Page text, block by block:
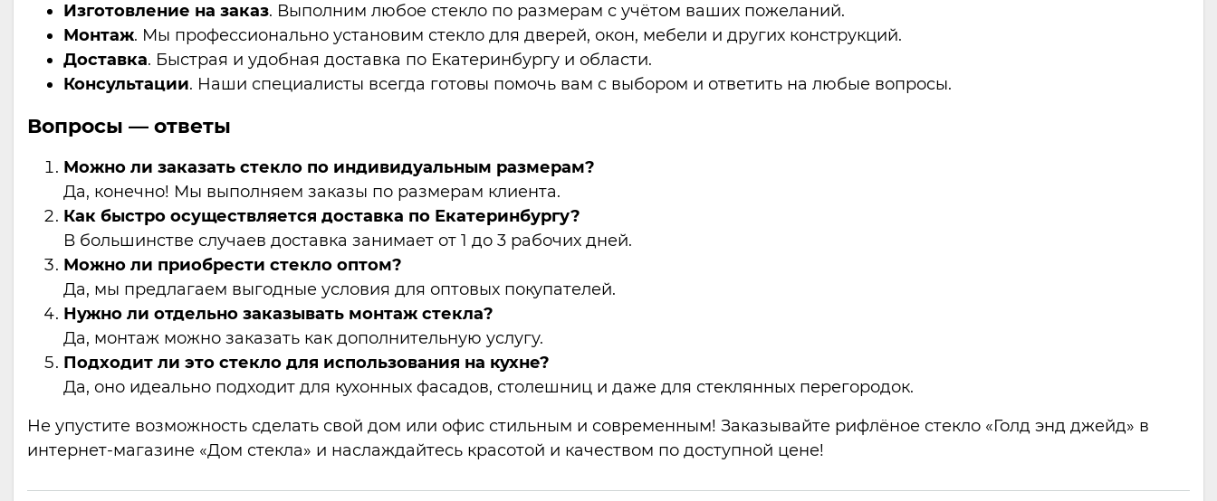
Изготовление на заказ. Выполним любое стекло по размерам с учётом ваших пожеланий.
Монтаж. Мы профессионально установим стекло для дверей, окон, мебели и других конструкций.
Доставка. Быстрая и удобная доставка по Екатеринбургу и области.
Консультации. Наши специалисты всегда готовы помочь вам с выбором и ответить на любые вопросы.
Вопросы — ответы
Можно ли заказать стекло по индивидуальным размерам?
Да, конечно! Мы выполняем заказы по размерам клиента.
Как быстро осуществляется доставка по Екатеринбургу?
В большинстве случаев доставка занимает от 1 до 3 рабочих дней.
Можно ли приобрести стекло оптом?
Да, мы предлагаем выгодные условия для оптовых покупателей.
Нужно ли отдельно заказывать монтаж стекла?
Да, монтаж можно заказать как дополнительную услугу.
Подходит ли это стекло для использования на кухне?
Да, оно идеально подходит для кухонных фасадов, столешниц и даже для стеклянных перегородок.
Не упустите возможность сделать свой дом или офис стильным и современным! Заказывайте рифлёное стекло «Голд энд джейд» в
интернет-магазине «Дом стекла» и наслаждайтесь красотой и качеством по доступной цене!